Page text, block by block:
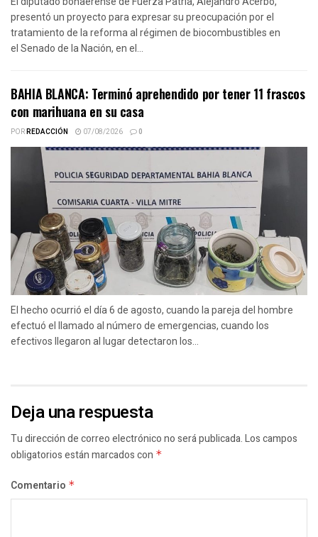
presentó un proyecto para expresar su preocupación por el
tratamiento de la reforma al régimen de biocombustibles en
el Senado de la Nación, en el...
BAHIA BLANCA: Terminó aprehendido por tener 11 frascos
con marihuana en su casa
PORREDACCIÓN 07/08/2026 0
El hecho ocurrió el día 6 de agosto, cuando la pareja del hombre
efectuó el llamado al número de emergencias, cuando los
efectivos llegaron al lugar detectaron los...
Deja una respuesta
Tu dirección de correo electrónico no será publicada.Los campos
obligatorios están marcados con *
Comentario *